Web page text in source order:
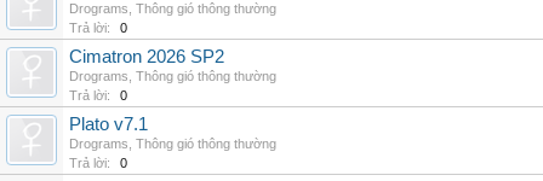
Drograms Thông gió thông thường
Trả lời:
0
Cimatron 2026 SP2
Drograms Thông gió thông thường
Trả lời:
0
Plato v7.1
Drograms Thông gió thông thường
Trả lời:
0